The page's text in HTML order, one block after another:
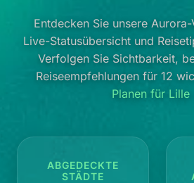
Entdecken Sie unsere
Live-Statusübersicht und
Verfolgen Sie Sichtbarkeit,
Reiseempfehlungen für 12
Planen für
ABGEDECKTE
STÄDTE